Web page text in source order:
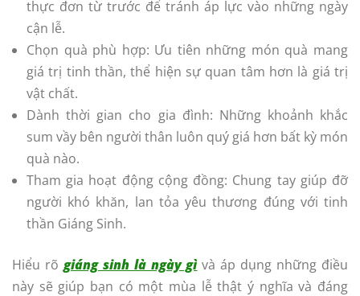
thực đơn từ trước để tránh áp lực vào những ngày
cận lễ.
Chọn quà phù hợp: Ưu tiên những món quà mang
giá trị tinh thần, thể hiện sự quan tâm hơn là giá trị
vật chất.
Dành thời gian cho gia đình: Những khoảnh khắc
sum vầy bên người thân luôn quý giá hơn bất kỳ món
quà nào.
Tham gia hoạt động cộng đồng: Chung tay giúp đỡ
người khó khăn, lan tỏa yêu thương đúng với tinh
thần Giáng Sinh.
Hiểu rõ giáng sinh là ngày gì và áp dụng những điều
này sẽ giúp bạn có một mùa lễ thật ý nghĩa và đáng